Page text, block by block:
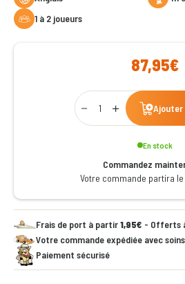
1 à 2 joueurs
87,95€
Qty
Ajouter
En stock
Commandez
Votre commande partira
Frais de port à partir1,95€ - Offerts
Votre commande expédiée avec soins
Paiement sécurisé